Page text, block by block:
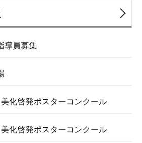
導員募集
化啓発ポスターコンクール
化啓発ポスターコンクール